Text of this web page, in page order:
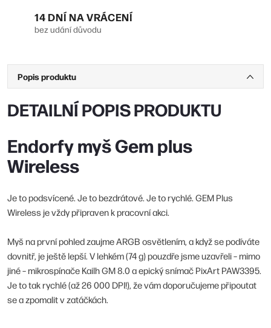
14 DNÍ NA VRÁCENÍ
bez udání důvodu
Popis produktu
DETAILNÍ POPIS PRODUKTU
Endorfy myš Gem plus
Wireless
Je to podsvícené. Je to bezdrátové. Je to rychlé. GEM Plus
Wireless je vždy připraven k pracovní akci.
Myš na první pohled zaujme ARGB osvětlením, a když se podíváte
dovnitř, je ještě lepší. V lehkém (74 g) pouzdře jsme uzavřeli – mimo
jiné – mikrospínače Kailh GM 8.0 a epický snímač PixArt PAW3395.
Je to tak rychlé (až 26 000 DPI!), že vám doporučujeme připoutat
se a zpomalit v zatáčkách.